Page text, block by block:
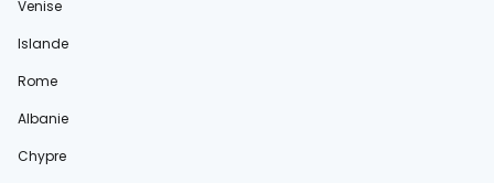
Venise
Islande
Rome
Albanie
Chypre